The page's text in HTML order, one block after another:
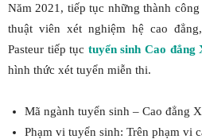
Năm 2021, tiếp tục những thành
thuật viên xét nghiệm hệ cao
Pasteur tiếp tục tuyển sinh Cao đẳng
hình thức xét tuyển miễn thi.
Mã ngành tuyển sinh – Cao đẳng
Phạm vi tuyển sinh: Trên phạm vi